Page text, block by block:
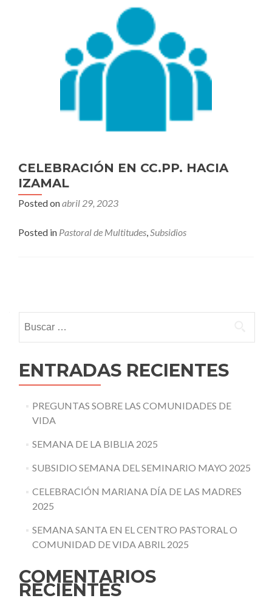
CELEBRACIÓN EN CC.PP. HACIA
IZAMAL
Posted onabril 29, 2023
Posted in Pastoral de Multitudes,Subsidios
navigation
ENTRADAS RECIENTES
PREGUNTAS SOBRE LAS COMUNIDADES DE
VIDA
SEMANA DE LA BIBLIA 2025
SUBSIDIO SEMANA DEL SEMINARIO MAYO 2025
CELEBRACIÓN MARIANA DÍA DE LAS MADRES
2025
SEMANA SANTA EN EL CENTRO PASTORAL O
COMUNIDAD DE VIDA ABRIL 2025
COMENTARIOS
RECIENTES